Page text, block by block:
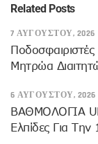
Related Posts
7 ΑΥΓΟΎΣΤΟΥ, 2026
Μητρώα
6 ΑΥΓΟΎΣΤΟΥ, 2026
ΒΑΘΜΟΛΟΓΙΑ
Ελπίδες Για